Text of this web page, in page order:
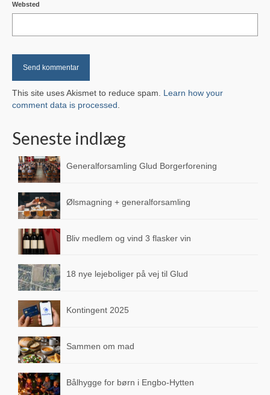
Arkiv
Kalender
Links
Indkøb & Spisesteder
Dagli’ Brugsen Glud-Nørby
Spar Købmanden As Vig
La Rosa Pizzeria
Sejet Pizza & Grill
Hedegrillen
Vignetten Vinimport
Snaptun Frugtplantage
Websted
This site uses Akismet to reduce spam. Learn how your
comment data is processed.
Seneste indlæg
Generalforsamling Glud Borgerforening
Ølsmagning + generalforsamling
Bliv medlem og vind 3 flasker vin
18 nye lejeboliger på vej til Glud
Kontingent 2025
Sammen om mad
Bålhygge for børn i Engbo-Hytten